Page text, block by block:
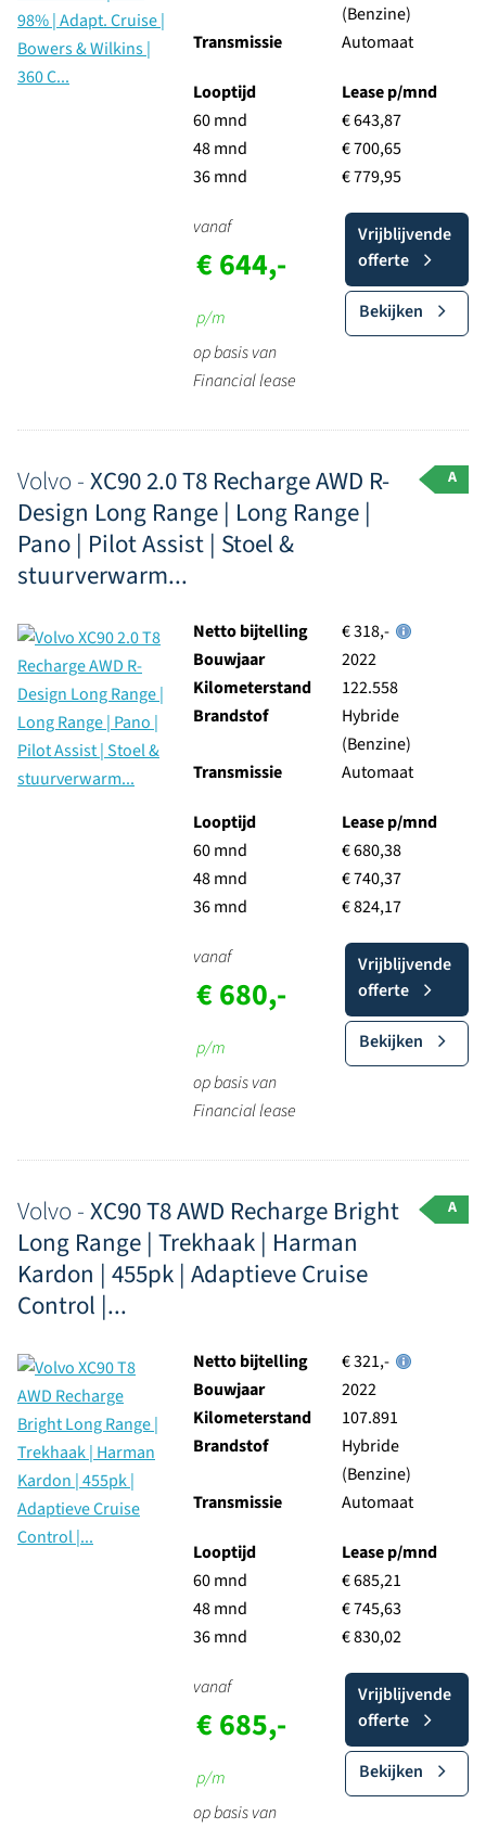
(Benzine)
Transmissie
Automaat
Looptijd
60 mnd
48 mnd
36 mnd
Lease p/mnd
€ 643,87
€ 700,65
€ 779,95
vanaf
€ 644,-
p/m
op basis van
Financial lease
Vrijblijvende
offerte
Bekijken
Volvo -XC90 2.0 T8 Recharge AWD R-
Design Long Range | Long Range |
Pano | Pilot Assist | Stoel &
stuurverwarm...
A
Netto bijtelling
€ 318,-
Bouwjaar
2022
Kilometerstand
122.558
Brandstof
Hybride
(Benzine)
Transmissie
Automaat
Looptijd
60 mnd
48 mnd
36 mnd
Lease p/mnd
€ 680,38
€ 740,37
€ 824,17
vanaf
€ 680,-
p/m
op basis van
Financial lease
Vrijblijvende
offerte
Bekijken
Volvo -XC90 T8 AWD Recharge Bright
Long Range | Trekhaak | Harman
Kardon | 455pk | Adaptieve Cruise
Control |...
A
Netto bijtelling
€ 321,-
Bouwjaar
2022
Kilometerstand
107.891
Brandstof
Hybride
(Benzine)
Transmissie
Automaat
Looptijd
60 mnd
48 mnd
36 mnd
Lease p/mnd
€ 685,21
€ 745,63
€ 830,02
vanaf
€ 685,-
p/m
op basis van
Vrijblijvende
offerte
Bekijken